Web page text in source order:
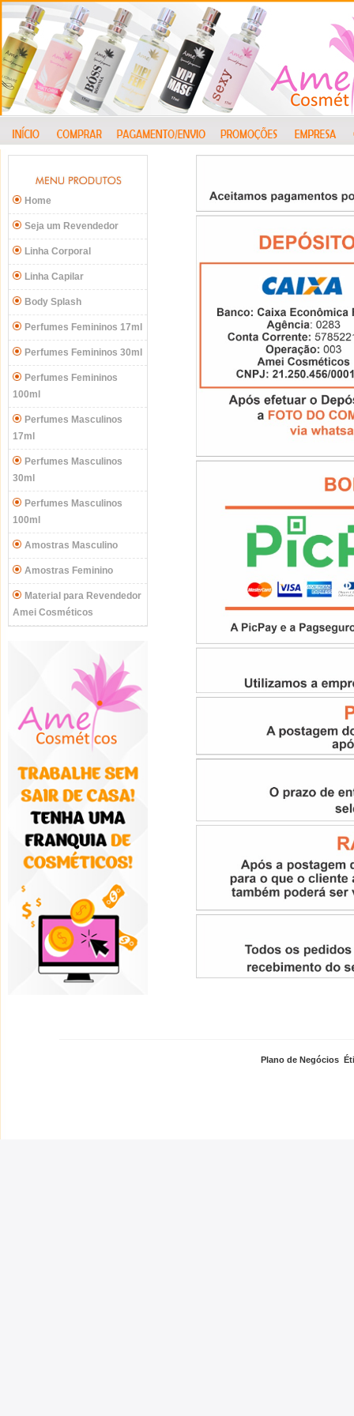
Home
Seja um Revendedor
Linha Corporal
Linha Capilar
Body Splash
Perfumes Femininos 17ml
Perfumes Femininos 30ml
Perfumes Femininos
100ml
Perfumes Masculinos
17ml
Perfumes Masculinos
30ml
Perfumes Masculinos
100ml
Amostras Masculino
Amostras Feminino
Material para Revendedor
Amei Cosméticos
Plano de Negócios ,